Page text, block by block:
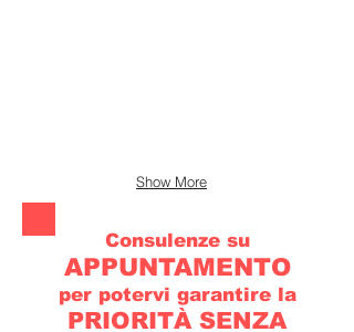
Show More
Consulenze su
APPUNTAMENTO
per potervi garantire la
PRIORITÀ SENZA